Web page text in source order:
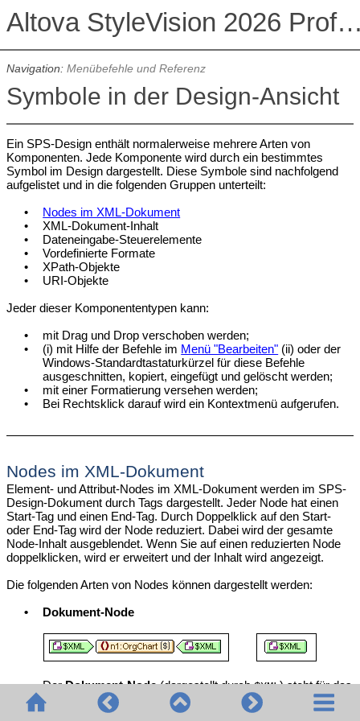
Altova StyleVision 2026
Navigation: Menübefehle und Referenz
Symbole in der Design-Ansicht
Ein SPS-Design enthält normalerweise mehrere Arten von
Komponenten. Jede Komponente wird durch ein bestimmtes
Symbol im Design dargestellt. Diese Symbole sind nachfolgend
aufgelistet und in die folgenden Gruppen unterteilt:
•
Nodes im XML-Dokument
•
XML-Dokument-Inhalt
•
Dateneingabe-Steuerelemente
•
Vordefinierte Formate
•
XPath-Objekte
•
URI-Objekte
Jeder dieser Komponententypen kann:
•
mit Drag und Drop verschoben werden;
•
(i) mit Hilfe der Befehle im Menü "Bearbeiten" (ii) oder der
Windows-Standardtastaturkürzel für diese Befehle
ausgeschnitten, kopiert, eingefügt und gelöscht werden;
•
mit einer Formatierung versehen werden;
•
Bei Rechtsklick darauf wird ein Kontextmenü aufgerufen.
Nodes im XML-Dokument
Element- und Attribut-Nodes im XML-Dokument werden im SPS-
Design-Dokument durch Tags dargestellt. Jeder Node hat einen
Start-Tag und einen End-Tag. Durch Doppelklick auf den Start-
oder End-Tag wird der Node reduziert. Dabei wird der gesamte
Node-Inhalt ausgeblendet. Wenn Sie auf einen reduzierten Node
doppelklicken, wird er erweitert und der Inhalt wird angezeigt.
Die folgenden Arten von Nodes können dargestellt werden:
•
Dokument-Node
DerDokument-Node(dargestellt durch$XML) steht für das
XML-Dokument in seiner Gesamtheit. Er wird durch einen
grünen
$XML-Tag gekennzeichnet, wenn die Schemaquelle